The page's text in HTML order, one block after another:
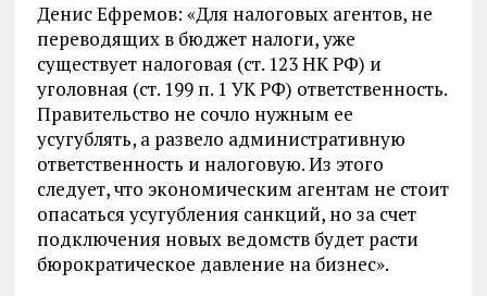
Денис Ефремов: «Для налоговых агентов, не
переводящих в бюджет налоги, уже
существует налоговая (ст. 123 НК РФ) и
уголовная (ст. 199 п. 1 УК РФ) ответственность.
Правительство не сочло нужным ее
усугублять, а развело административную
ответственность и налоговую. Из этого
следует, что экономическим агентам не стоит
опасаться усугубления санкций, но за счет
подключения новых ведомств будет расти
бюрократическое давление на бизнес».